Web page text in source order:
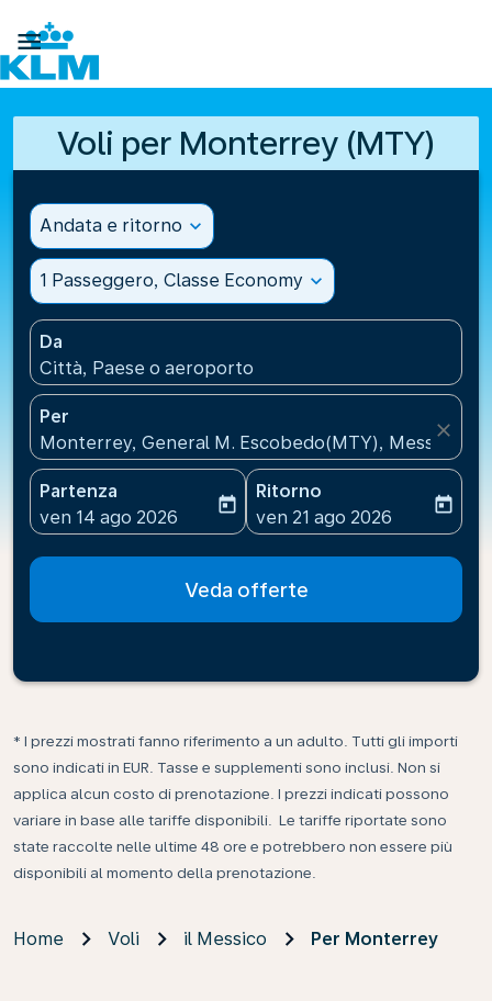

Voli per Monterrey (MTY)
Andata e ritorno expand_more
1 Passeggero, Classe Economy expand_more
Da
Città, Paese o aeroporto
Per
Monterrey, General M. Escobedo(MTY), Messico
close
Partenza
fc-booking-departure-date-aria-label
ven 14 ago 2026
today
Ritorno
fc-booking-return-date-
ven 21 ago 2026
today
Veda offerte
* I prezzi mostrati fanno riferimento a un adulto. Tutti gli importi
sono indicati in EUR. Tasse e supplementi sono inclusi. Non si
applica alcun costo di prenotazione. I prezzi indicati possono
variare in base alle tariffe disponibili. Le tariffe riportate sono
state raccolte nelle ultime 48 ore e potrebbero non essere più
disponibili al momento della prenotazione.
Home Voli il Messico Per Monterrey